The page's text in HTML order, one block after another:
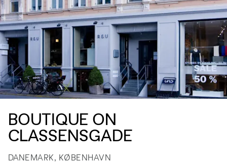
BOUTIQUE ON
CLASSENSGADE
DANEMARK, KØBENHAVN